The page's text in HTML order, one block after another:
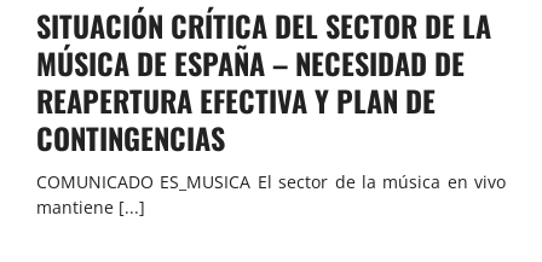
SITUACIÓN CRÍTICA DEL SECTOR DE LA
MÚSICA DE ESPAÑA – NECESIDAD DE
REAPERTURA EFECTIVA Y PLAN DE
CONTINGENCIAS
COMUNICADO ES_MUSICA El sector de la música en vivo
mantiene [...]